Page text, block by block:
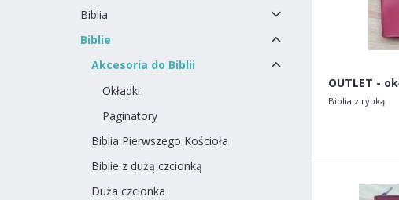
Biblia
Biblie
Akcesoria do Biblii
Okładki
Paginatory
Biblia Pierwszego Kościoła
Biblie z dużą czcionką
Duża czcionka
Biblia z rybką